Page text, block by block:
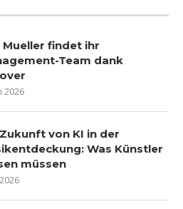
Mueller findet ihr
Team dank
2026
von KI in der
Was Künstler
müssen